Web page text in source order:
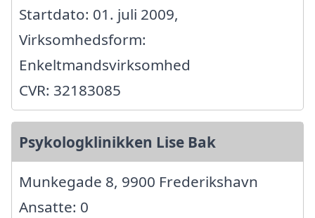
Startdato: 01. juli 2009,
Virksomhedsform:
Enkeltmandsvirksomhed
CVR: 32183085
Psykologklinikken Lise Bak
Munkegade 8, 9900 Frederikshavn
Ansatte: 0